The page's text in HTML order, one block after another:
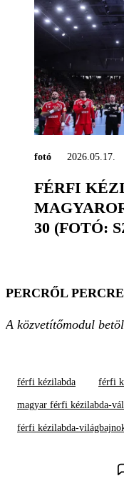
fotó 2026.05.17.
FÉRFI
30 (FOTÓ:
PERCRŐL PERCRE
A közvetítőmodul
férfi kézilabda férfi
magyar férfi kézilabda-
férfi kézilabda-